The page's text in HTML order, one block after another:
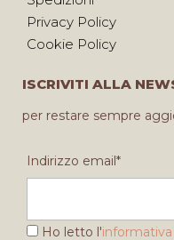
Privacy Policy
Cookie Policy
ISCRIVITI ALLA
per restare sempre
Indirizzo email*
Ho letto l'